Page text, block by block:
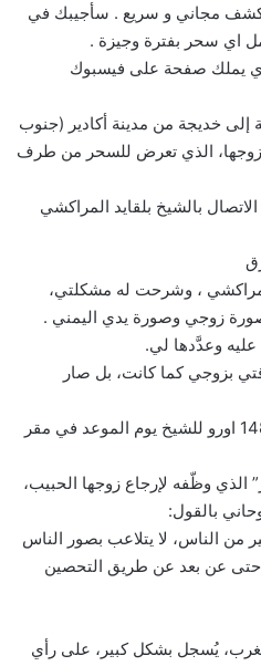
الكشف مجاني و سريع . سأجيبك في
اي سحر بفترة وجيزة .
يملك صفحة على فيسبوك
إلى خديجة من مدينة أكادير (جنوب
زوجها، الذي تعرض للسحر من طرف
بالشيخ بلقايد المراكشي
، وشرحت له مشكلتي،
زوجي وصورة يدي اليمني .
وعدَّدها لي.
بزوجي كما كانت، بل صار
لم تنزعج خديجة من أداء مبلغ 1486 اورو للشيخ يوم الموعد في مقر
الذي وظّفه لإرجاع زوجها الحبيب،
بالقول:
من الناس، لا يتلاعب بصور الناس
حتى عن بعد عن طريق التحصين
يُسجل بشكل كبير، على رأي